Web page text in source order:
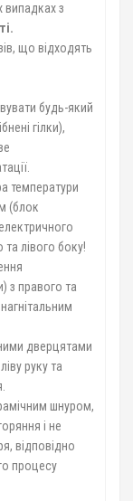
випадках з
що відходять
будь-який
гілки),
температури
(блок
лівого боку!
з правого та
дверцятами
руку та
шнуром,
і не
відповідно
процесу